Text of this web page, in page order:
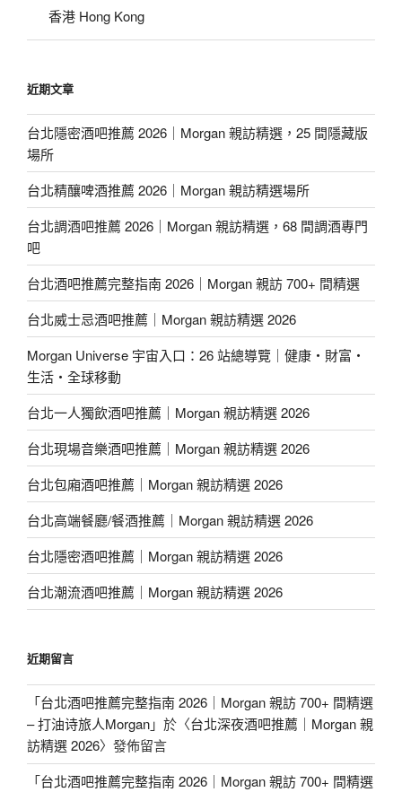
香港 Hong Kong
近期文章
台北隱密酒吧推薦 2026｜Morgan 親訪精選，25 間隱藏版
場所
台北精釀啤酒推薦 2026｜Morgan 親訪精選場所
台北調酒吧推薦 2026｜Morgan 親訪精選，68 間調酒專門
吧
台北酒吧推薦完整指南 2026｜Morgan 親訪 700+ 間精選
台北威士忌酒吧推薦｜Morgan 親訪精選 2026
Morgan Universe 宇宙入口：26 站總導覽｜健康・財富・
生活・全球移動
台北一人獨飲酒吧推薦｜Morgan 親訪精選 2026
台北現場音樂酒吧推薦｜Morgan 親訪精選 2026
台北包廂酒吧推薦｜Morgan 親訪精選 2026
台北高端餐廳/餐酒推薦｜Morgan 親訪精選 2026
台北隱密酒吧推薦｜Morgan 親訪精選 2026
台北潮流酒吧推薦｜Morgan 親訪精選 2026
近期留言
「台北酒吧推薦完整指南 2026｜Morgan 親訪 700+ 間精選
– 打油诗旅人Morgan」於〈台北深夜酒吧推薦｜Morgan 親
訪精選 2026〉發佈留言
「台北酒吧推薦完整指南 2026｜Morgan 親訪 700+ 間精選